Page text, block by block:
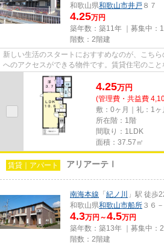
和歌山県和歌山市井戸 ８７
4.25万円
築年数：築11年 ｜募集中：
階数：2階建
新しい生活のスタートにおすすめなのが、こち
へのアクセスができる物件です。賃貸住宅のこ
お客様が満足していただける...
4.25万円
(管理費・共益費
敷：0ヶ月｜礼：1ヶ
所在階：1階
間取り：1LDK
面積：37.57㎡
賃貸｜アパート アリアーテⅠ
南海本線 「 紀ノ川
」駅 徒歩
和歌山県和歌山市船所 ３６
4.3万円～4.5万円
築年数：築13年 ｜募集中：
階数：2階建